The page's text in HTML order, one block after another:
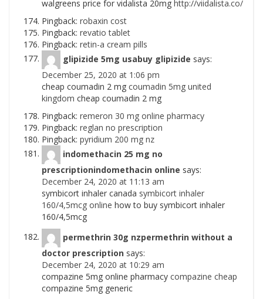
walgreens price for vidalista 20mg http://viidalista.co/
Pingback: robaxin cost
Pingback: revatio tablet
Pingback: retin-a cream pills
glipizide 5mg usabuy glipizide says:
December 25, 2020 at 1:06 pm
cheap coumadin 2 mg coumadin 5mg united
kingdom cheap coumadin 2 mg
Pingback: remeron 30 mg online pharmacy
Pingback: reglan no prescription
Pingback: pyridium 200 mg nz
indomethacin 25 mg no
prescriptionindomethacin online says:
December 24, 2020 at 11:13 am
symbicort inhaler canada symbicort inhaler
160/4,5mcg online how to buy symbicort inhaler
160/4,5mcg
permethrin 30g nzpermethrin without a
doctor prescription says:
December 24, 2020 at 10:29 am
compazine 5mg online pharmacy compazine cheap
compazine 5mg generic